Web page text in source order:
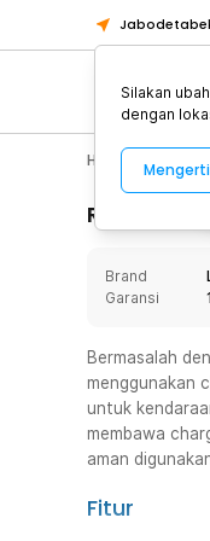
Hobby Mobil
Rincian
Brand
Garansi
Bermasalah
menggunakan
untuk
membawa
aman
Fitur
Silakan
dengan
Mengerti